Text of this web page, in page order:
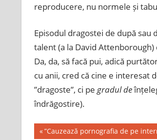
reproducere, nu normele și
Episodul dragostei de după sau
talent (a la David
Da, da, să facă pui, adică
cu anii, cred că cine e interesat
”dragoste”, ci pe gradul de
îndrăgostire).
Post
Previous
”Cauzează pornografia de pe